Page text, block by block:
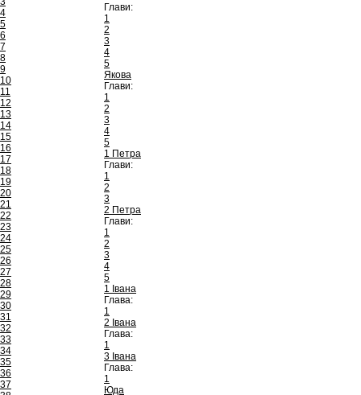
4
5
6
7
8
9
10
11
12
13
14
15
16
17
18
19
20
21
22
23
24
25
26
27
28
29
30
31
32
33
34
35
36
37
Глави:
1
2
3
4
5
Якова
Глави:
1
2
3
4
5
1 Петра
Глави:
1
2
3
2 Петра
Глави:
1
2
3
4
5
1 Івана
Глава:
1
2 Івана
Глава:
1
3 Івана
Глава:
1
Юда